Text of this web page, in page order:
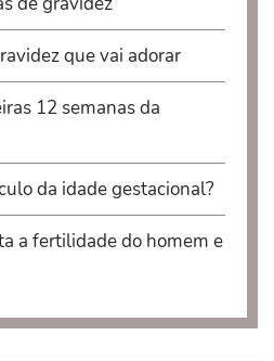
que vai adorar
12 semanas da
da idade gestacional?
a fertilidade do homem e